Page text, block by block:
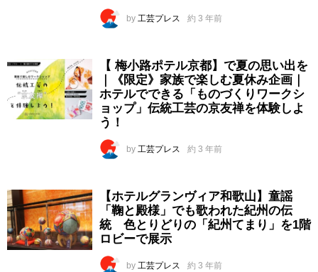
by 工芸プレス 約 3 年前
【 梅小路ポテル京都】で夏の思い出を
｜《限定》家族で楽しむ夏休み企画｜
ホテルでできる「ものづくりワークシ
ョップ」伝統工芸の京友禅を体験しよ
う！
by 工芸プレス 約 3 年前
【ホテルグランヴィア和歌山】童謡
「鞠と殿様」でも歌われた紀州の伝
統 色とりどりの「紀州てまり」を1階
ロビーで展示
by 工芸プレス 約 3 年前